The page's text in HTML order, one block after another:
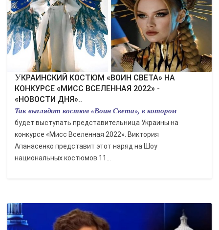
УКРАИНСКИЙ КОСТЮМ «ВОИН СВЕТА» НА
КОНКУРСЕ «МИСС ВСЕЛЕННАЯ 2022» -
«НОВОСТИ ДНЯ»..
Так выглядит костюм «Воин Света», в котором
будет выступать представительница Украины на
конкурсе «Мисс Вселенная 2022». Виктория
Апанасенко представит этот наряд на Шоу
национальных костюмов 11...